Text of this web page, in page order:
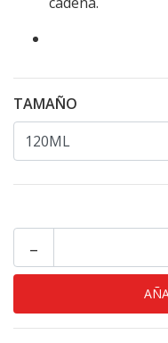
TAMAÑO
-